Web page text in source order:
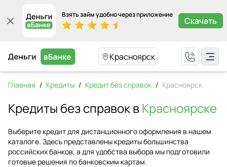
Взять займ удобно через приложение
Скачать
Красноярск
Главная / Кредиты / Кредит без справок / Красноярск
Кредиты без справок вКрасноярске
Выберите кредит для дистанционного оформления в нашем
каталоге. Здесь представлены кредиты большинства
российских банков, а для удобства выбора мы подготовили
готовые решения по банковским картам.